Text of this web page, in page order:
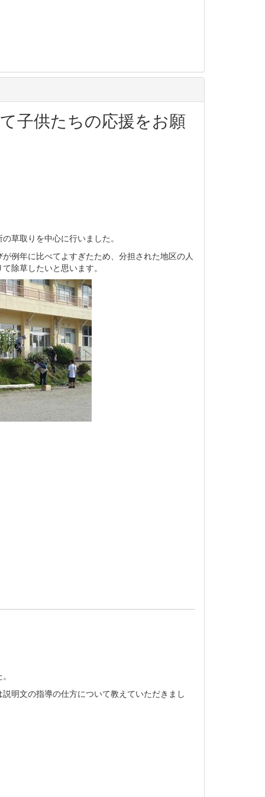
子供たちの応援をお願
草取りを中心に行いました。
例年に比べてよすぎたため、分担された地区の人
除草したいと思います。
明文の指導の仕方について教えていただきまし